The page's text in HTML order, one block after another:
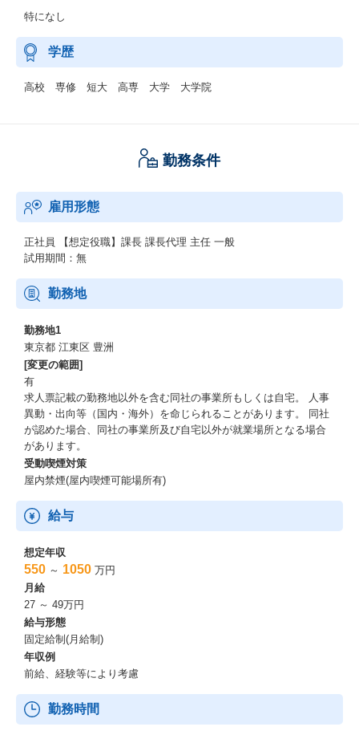
特になし
学歴
高校 専修 短大 高専 大学 大学院
勤務条件
雇用形態
正社員
【想定役職】課長 課長代理 主任 一般
試用期間：無
勤務地
勤務地1
東京都 江東区 豊洲
[変更の範囲]
有
求人票記載の勤務地以外を含む同社の事業所もしくは自宅。 人事
異動・出向等（国内・海外）を命じられることがあります。 同社
が認めた場合、同社の事業所及び自宅以外が就業場所となる場合
があります。
受動喫煙対策
屋内禁煙(屋内喫煙可能場所有)
給与
想定年収
550 ～ 1050 万円
月給
27 ～ 49万円
給与形態
固定給制(月給制)
年収例
前給、経験等により考慮
勤務時間